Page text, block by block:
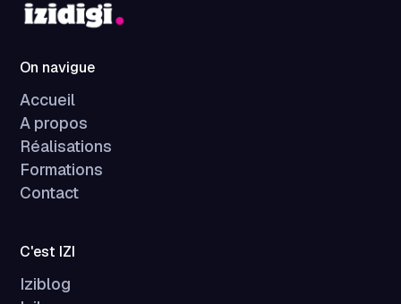
On navigue
Accueil
A propos
Réalisations
Formations
Contact
C'est IZI
Iziblog